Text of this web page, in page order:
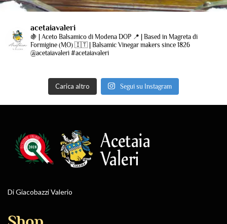
acetaiavaleri
🍇 | Aceto Balsamico di Modena DOP 📍 | Based in Magreta di
Formigine (MO) 🇮🇹 | Balsamic Vinegar makers since 1826
@acetaiavaleri #acetaiavaleri
Carica altro Segui su Instagram
Di Giacobazzi Valerio